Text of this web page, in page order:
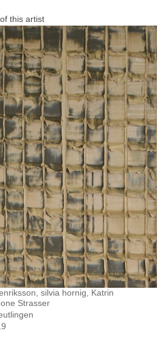
this artist
silvia hornig, Katrin
Strasser